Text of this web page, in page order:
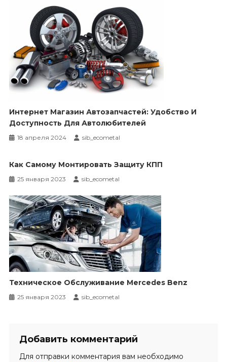
Интернет Магазин Автозапчастей: Удобство И
Доступность Для Автолюбителей
18 апреля 2024 sib_ecometal
Как Самому Монтировать Защиту КПП
25 января 2023 sib_ecometal
Техническое Обслуживание Mercedes Benz
25 января 2023 sib_ecometal
Добавить комментарий
Для отправки комментария вам необходимо